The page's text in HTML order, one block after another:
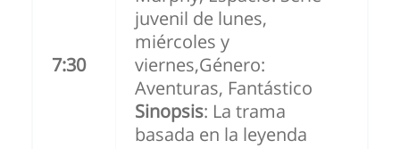
7:30
juvenil de lunes,
miércoles y
viernes,Género:
Aventuras, Fantástico
Sinopsis: La trama
basada en la leyenda